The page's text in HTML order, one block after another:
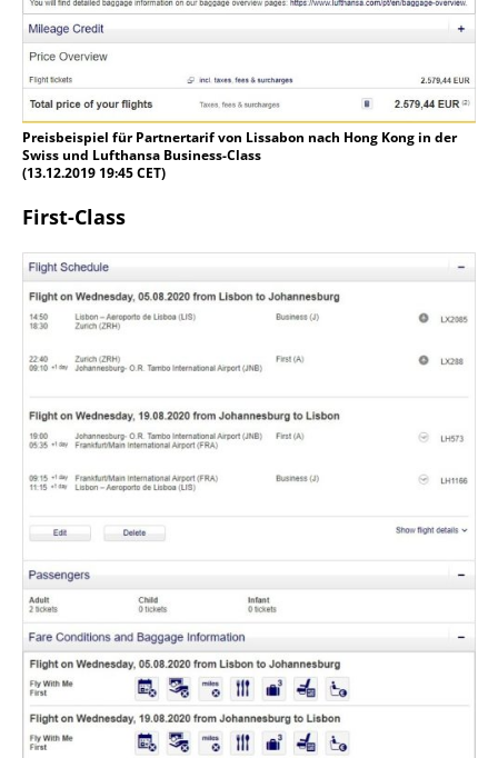
Preisbeispiel für Partnertarif von Lissabon nach Hong Kong in der
Swiss und Lufthansa Business-Class
(13.12.2019 19:45 CET)
First-Class